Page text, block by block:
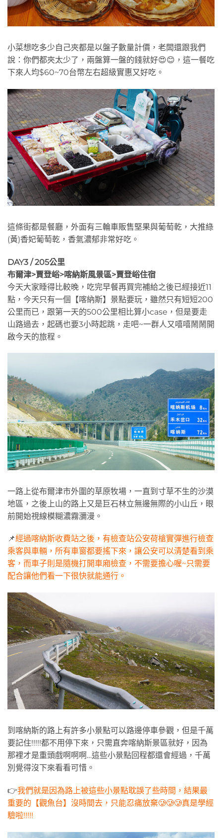
小菜想吃多少自己夾都是以盤子數量計價，老闆還跟我們
說：你們都夾太少了，兩盤算一盤的錢就好😍😊，這一餐吃
下來人均$60~70台幣左右超級實惠又好吃。
這條街都是餐廳，外面有三輪車販售堅果與葡萄乾，大推綠
(黃)香妃葡萄乾，香氣濃郁非常好吃。
DAY3 / 205公里
布爾津>賈登峪>喀納斯風景區>賈登峪住宿
今天大家睡得比較晚，吃完早餐再買完補給之後已經接近11
點，今天只有一個【喀納斯】景點要玩，雖然只有短短200
公里而已，跟第一天的500公里相比算小case，但是要走
山路過去，起碼也要3小時起跳，走吧~一群人又嘻嘻鬧鬧開
啟今天的旅程。
一路上從布爾津市外圍的草原牧場，一直到寸草不生的沙漠
地區，之後上山的路上又是巨石林立無邊無際的小山丘，眼
前開始視線模糊濃霧瀰漫。
📌經過喀納斯收費站之後，有檢查站公安荷槍實彈進行檢查
乘客與車輛，所有車窗都要搖下來，讓公安可以清楚看到乘
客，而車子則是隨機打開車廂檢查，不需要擔心喔~只需要
配合讓他們看一下很快就能通行。
到喀納斯的路上有許多小景點可以路邊停車參觀，但是千萬
要記住!!!!!都不用停下來，只需直奔喀納斯景區就好，因為
那裡才是重頭戲啊啊啊…這些小景點回程都還會經過，千萬
別覺得沒下來看看可惜。
👉我們就是因為路上被這些小景點耽誤了些時間，結果最
重要的【觀魚台】沒時間去，只能忍痛放棄🥲🥲🥲真是學經
驗啦!!!!!